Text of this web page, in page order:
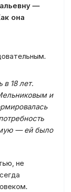
—
она
18 лет.
и
— ей было
не